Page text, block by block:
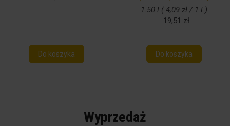
Do koszyka
1.50 l ( 4,09 zł / 1 l )
19,51 zł
Do koszyka
Wyprzedaż